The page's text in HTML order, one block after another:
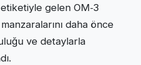
gelen OM‑3
daha önce
ve detaylarla